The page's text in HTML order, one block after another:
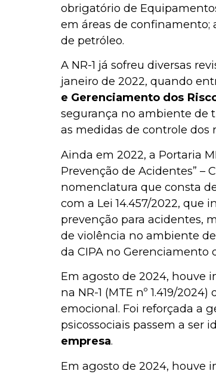
obrigatório de
em áreas de confinamento;
de petróleo.
A NR-1 já sofreu diversas
janeiro de 2022, quando
e Gerenciamento dos
segurança no ambiente de
as medidas de controle dos
Ainda em 2022, a Portaria
Prevenção de Acidentes” –
nomenclatura que consta
com a Lei 14.457/2022, que
prevenção para acidentes,
de violência no ambiente
da CIPA no Gerenciamento
Em agosto de 2024, houve
na NR-1 (MTE nº 1.419/2024)
emocional. Foi reforçada a
psicossociais passem a ser
empresa.
Em agosto de 2024, houve